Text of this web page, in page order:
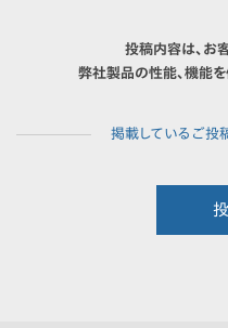
投稿内容は、お
弊社製品の性能、機能